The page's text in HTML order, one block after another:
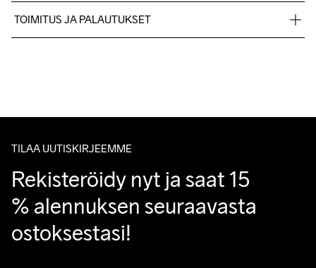
TOIMITUS JA PALAUTUKSET
kysymyksiisi.
TILAA UUTISKIRJEEMME
Rekisteröidy nyt ja saat 15
% alennuksen seuraavasta
ostoksestasi!